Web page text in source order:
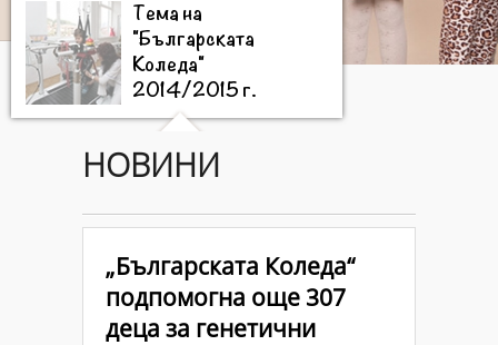
Тема на
"Българската
Коледа"
2014/2015 г.
Цели на
Коледа"
Дарители на
НОВИНИ
„Българската Коледа“
подпомогна още 307
деца за генетични